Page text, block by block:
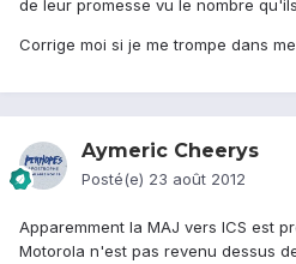
de leur promesse vu le nombre
Corrige moi si je me trompe dans
Aymeric Cheerys
Posté(e) 23 août 2012
Apparemment la MAJ vers ICS est
Motorola n'est pas revenu dessus